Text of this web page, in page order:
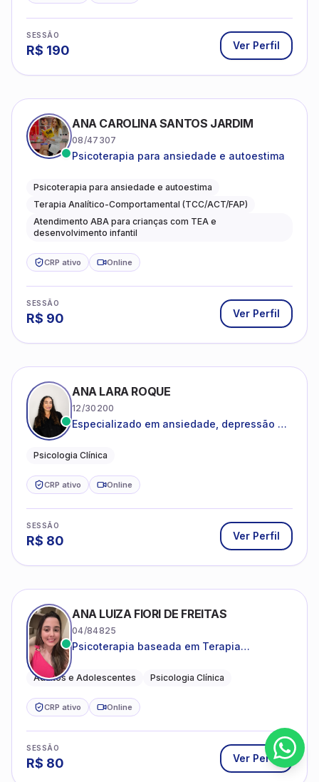
SESSÃO
R$ 190 Ver Perfil
ANA CAROLINA SANTOS JARDIM
08/47307
Psicoterapia para ansiedade e autoestima
Psicoterapia para ansiedade e autoestima
Terapia Analítico-Comportamental (TCC/ACT/FAP)
Atendimento ABA para crianças com TEA e
desenvolvimento infantil
CRP ativo Online
SESSÃO
R$ 90 Ver Perfil
ANA LARA ROQUE
12/30200
Especializado em ansiedade, depressão e
Psicologia Clínica
CRP ativo Online
SESSÃO
R$ 80 Ver Perfil
ANA LUIZA FIORI DE FREITAS
04/84825
Psicoterapia baseada em Terapia
Adultos e Adolescentes Psicologia Clínica
CRP ativo Online
SESSÃO
R$ 80 Ver Perfil